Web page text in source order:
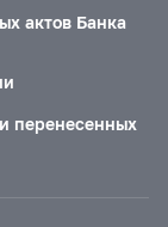
актов Банка
перенесенных